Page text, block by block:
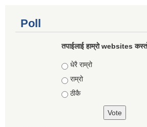
Poll
तपाईलाई हाम्रो websites
Choices
धेरै राम्रो
राम्रो
ठीकै